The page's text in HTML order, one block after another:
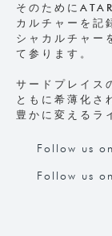
そのために
カルチャーを記
シャカルチャ
て参ります。
サードプレイス
ともに希薄化さ
豊かに変えるラ
Follow us
Follow us